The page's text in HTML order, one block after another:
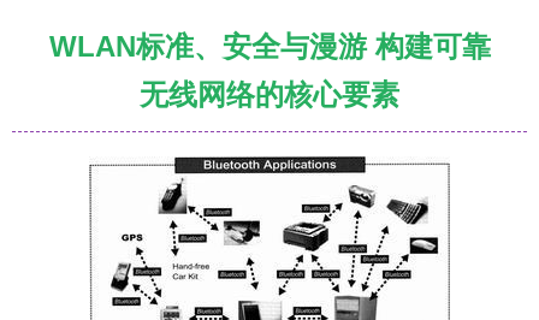
WLAN标准、安全与漫游 构建可靠
无线网络的核心要素